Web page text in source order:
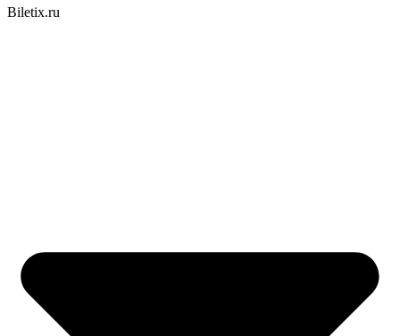
Biletix.ru